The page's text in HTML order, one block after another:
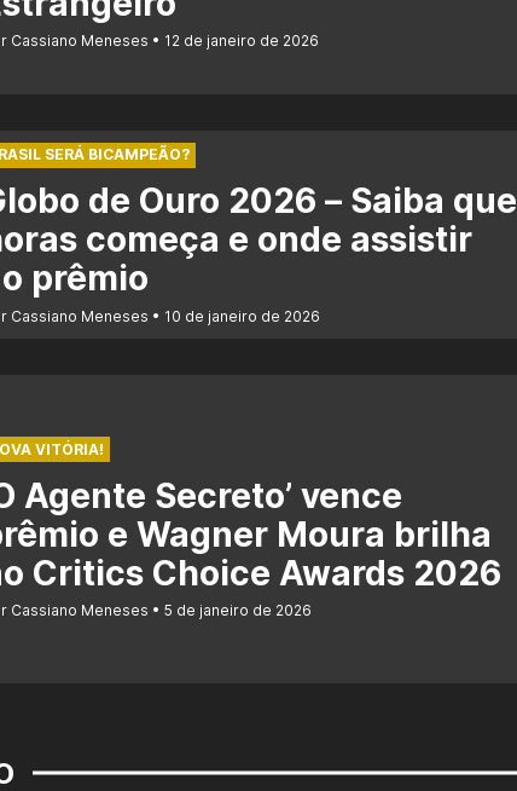
Cassiano Meneses 12 de janeiro de 2026
SERÁ BICAMPEÃO?
de Ouro 2026 – Saiba que
começa e onde assistir
prêmio
Cassiano Meneses 10 de janeiro de 2026
VITÓRIA!
Agente Secreto’ vence
e Wagner Moura brilha
Critics Choice Awards 2026
Cassiano Meneses 5 de janeiro de 2026